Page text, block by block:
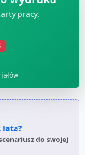
pracy,
lata?
do swojej